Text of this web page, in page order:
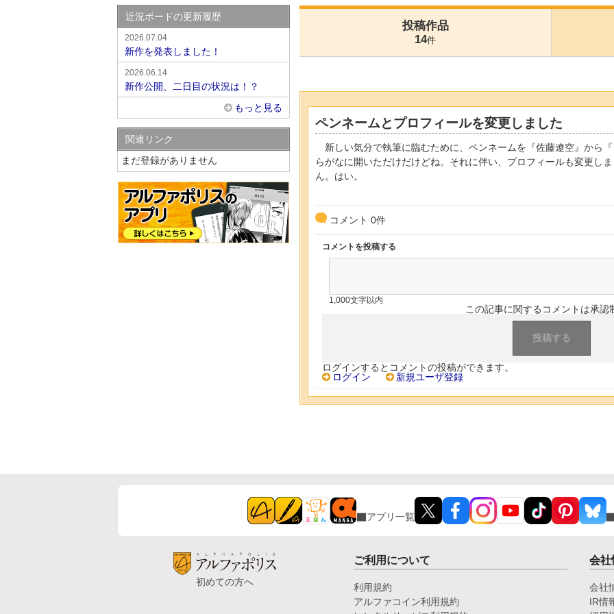
投稿作品
14件
ペンネームとプロフィールを変更しました
新しい気分で執筆に臨むために、ペンネームを『佐藤遼空』から
らがなに開いただけだけどね。それに伴い、プロフィールも変更
ん。はい。
コメント 0件
コメントを投稿する
1,000文字以内
この記事に関するコメントは承認
ログインするとコメントの投稿ができます。
ログイン
新規ユーザ登録
近況ボードの更新履歴
2026.07.04
新作を発表しました！
2026.06.14
新作公開、二日目の状況は！？
もっと見る
関連リンク
まだ登録がありません
アプリ一覧
初めての方へ
ご利用について
利用規約
アルファコイン利用規約
会社
会社
IR情